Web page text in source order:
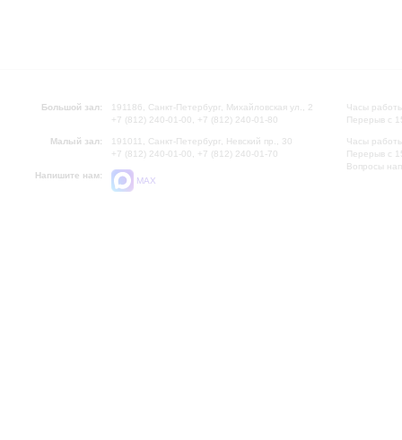
Большой зал:
191186, Санкт-Петербург, Михайловская ул., 2
+7 (812) 240-01-00, +7 (812) 240-01-80
Малый зал:
191011, Санкт-Петербург, Невский пр., 30
+7 (812) 240-01-00, +7 (812) 240-01-70
Напишите нам:
MAX
Часы
Перерыв с
Часы
Перерыв с
Вопросы